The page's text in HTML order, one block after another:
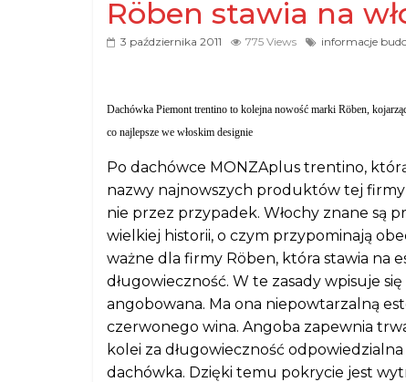
budowlanej
Röben stawia na
3 października 2011 775 Views informacje
Dachówka Piemont trentino to kolejna nowość marki Röben,
co najlepsze we włoskim designie
Po dachówce MONZAplus trentino,
nazwy najnowszych produktów tej
nie przez przypadek. Włochy znane są
wielkiej historii, o czym przypominają
ważne dla firmy Röben, która stawia na
długowieczność. W te zasady wpisuje
angobowana. Ma ona niepowtarzalną
czerwonego wina. Angoba zapewnia
kolei za długowieczność
dachówka. Dzięki temu pokrycie jest